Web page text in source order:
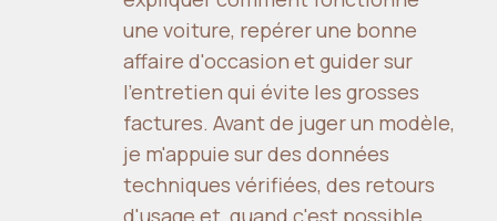
une voiture, repérer une bonne
affaire d'occasion et guider sur
l'entretien qui évite les grosses
factures. Avant de juger un modèle,
je m'appuie sur des données
techniques vérifiées, des retours
d'usage et, quand c'est possible,